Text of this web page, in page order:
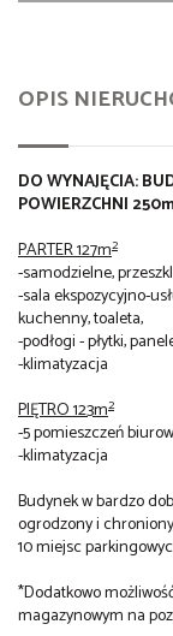
OPIS
DO WYNAJĘCIA:
POWIERZCHNI
PARTER 127m2
-samodzielne,
-sala ekspozycyjno-
kuchenny, toaleta,
-podłogi - płytki,
-klimatyzacja
PIĘTRO 123m2
-5 pomieszczeń
-klimatyzacja
Budynek w bardzo
ogrodzony i
10 miejsc
*Dodatkowo
magazynowym na